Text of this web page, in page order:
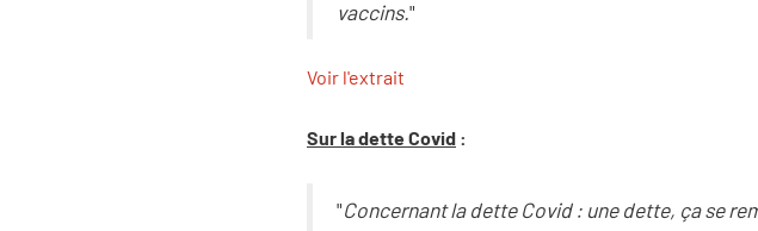
vaccins."
Voir l'extrait
Sur la dette Covid :
"Concernant la dette Covid : une dette, ça se